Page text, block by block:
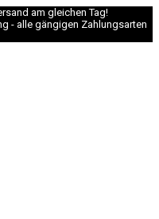
am gleichen Tag!
- alle gängigen Zahlungsarten